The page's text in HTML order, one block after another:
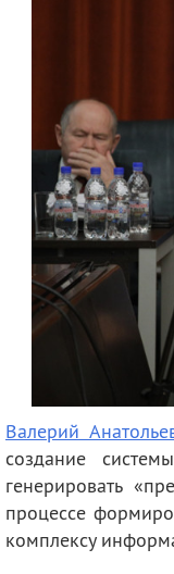
Валерий
создание
генерировать
процессе
комплексу